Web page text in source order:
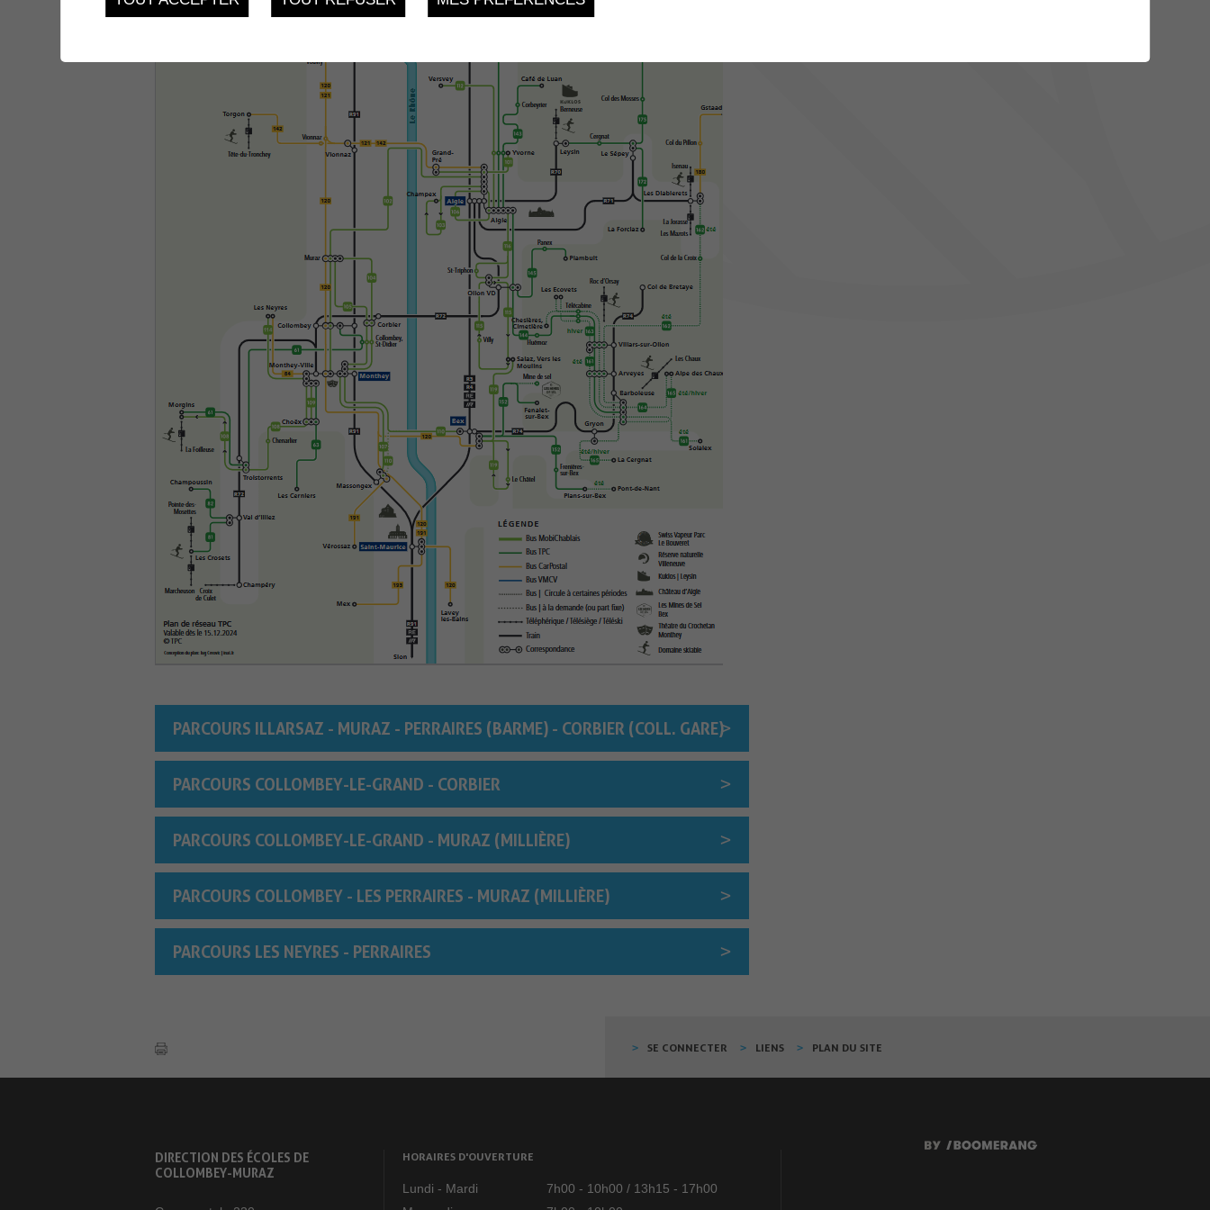
PARCOURS ILLARSAZ - MURAZ - PERRAIRES (BARME) - CORBIER (COLL. GARE)
PARCOURS COLLOMBEY-LE-GRAND - CORBIER
PARCOURS COLLOMBEY-LE-GRAND - MURAZ (MILLIÈRE)
PARCOURS COLLOMBEY - LES PERRAIRES - MURAZ (MILLIÈRE)
PARCOURS LES NEYRES - PERRAIRES
SE CONNECTER LIENS PLAN DU SITE
DIRECTION DES ÉCOLES DE
COLLOMBEY-MURAZ
HORAIRES D'OUVERTURE
Lundi - Mardi
7h00 - 10h00 / 13h15 - 17h00